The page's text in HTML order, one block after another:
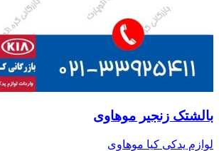
بالشتک زنجیر موهاوی
لوازم یدکی کیا موهاوی